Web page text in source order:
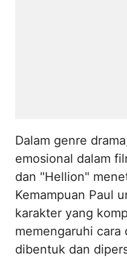
Dalam genre
emosional dalam
dan "Hellion"
Kemampuan Paul
karakter yang
memengaruhi cara
dibentuk dan